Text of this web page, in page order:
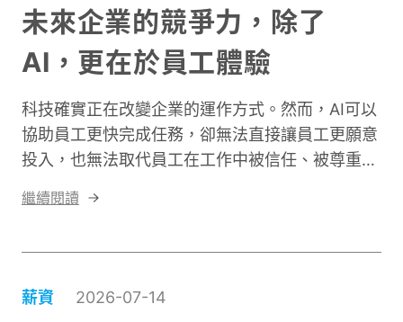
未來企業的競爭力，除了
AI，更在於員工體驗
科技確實正在改變企業的運作方式。然而，AI可以
協助員工更快完成任務，卻無法直接讓員工更願意
投入，也無法取代員工在工作中被信任、被尊重與
的工具，通常會更願意嘗試與學習；但如果員工只
時，不能只關注系統是否上線、員工是否完成訓
練，更需要理解員工在轉型過程中的感受。
繼續閱讀
薪資 2026-07-14